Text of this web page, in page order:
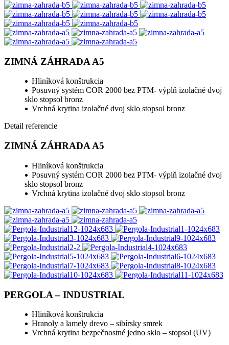
ZIMNÁ ZÁHRADA A5
Hliníková konštrukcia
Posuvný systém COR 2000 bez PTM- výplň izolačné dvoj
sklo stopsol bronz
Vrchná krytina izolačné dvoj sklo stopsol bronz
Detail referencie
ZIMNÁ ZÁHRADA A5
Hliníková konštrukcia
Posuvný systém COR 2000 bez PTM- výplň izolačné dvoj
sklo stopsol bronz
Vrchná krytina izolačné dvoj sklo stopsol bronz
PERGOLA – INDUSTRIAL
Hliníková konštrukcia
Hranoly a lamely drevo – sibírsky smrek
Vrchná krytina bezpečnostné jedno sklo – stopsol (UV)